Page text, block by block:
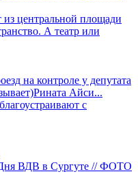
из центральной площади
А театр или
на контроле у депутата
Айси...
с
ВДВ в Сургуте // ФОТО